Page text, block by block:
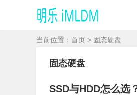
当前位置： 首页 > 固态硬盘
固态硬盘
SSD与HDD怎么选